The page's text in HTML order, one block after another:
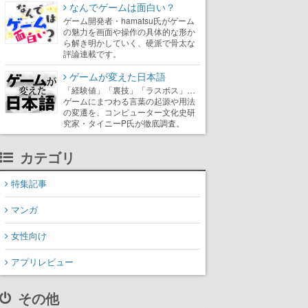
なんでゲームは面白い？
ゲーム開発者・hamatsu氏がゲーム
の魅力を画面や操作の具体的な形か
ら解き明かしていく、硬派で骨太な
評論連載です。
ゲームが変えた日本語
「経験値」「裏技」「ラスボス」…
ゲームにまつわる言葉の起源や用法
の変遷を、コンピューター文化史研
究家・タイニーP氏が徹底調査。
カテゴリ
特集記事
マンガ
女性向け
アプリレビュー
その他